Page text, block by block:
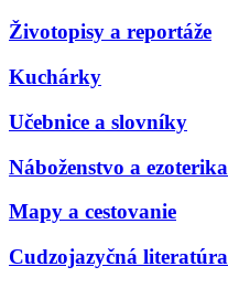
Životopisy a reportáže
Kuchárky
Učebnice a slovníky
Náboženstvo a ezoterika
Mapy a cestovanie
Cudzojazyčná literatúra